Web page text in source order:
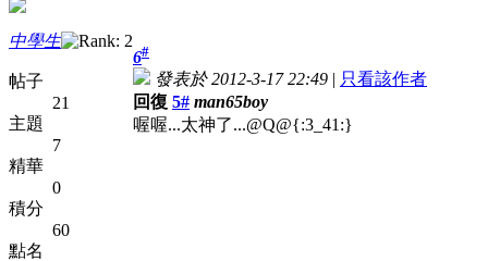
中學生
帖子
21
主題
7
精華
0
積分
60
點名
6#
發表於 2012-3-17 22:49 | 只看該作者
回復 5# man65boy
喔喔...太神了...@Q@{:3_41:}